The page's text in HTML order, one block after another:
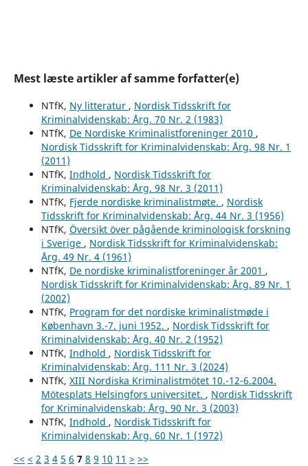
Mest læste artikler af samme forfatter(e)
NTfK, Ny litteratur , Nordisk Tidsskrift for
Kriminalvidenskab: Årg. 70 Nr. 2 (1983)
NTfK, De Nordiske Kriminalistforeninger 2010 ,
Nordisk Tidsskrift for Kriminalvidenskab: Årg. 98 Nr. 1
(2011)
NTfK, Indhold , Nordisk Tidsskrift for
Kriminalvidenskab: Årg. 98 Nr. 3 (2011)
NTfK, Fjerde nordiske kriminalistmøte. , Nordisk
Tidsskrift for Kriminalvidenskab: Årg. 44 Nr. 3 (1956)
NTfK, Översikt över pågående kriminologisk forskning
i Sverige , Nordisk Tidsskrift for Kriminalvidenskab:
Årg. 49 Nr. 4 (1961)
NTfK, De nordiske kriminalistforeninger år 2001 ,
Nordisk Tidsskrift for Kriminalvidenskab: Årg. 89 Nr. 1
(2002)
NTfK, Program for det nordiske kriminalistmøde i
København 3.-7. juni 1952. , Nordisk Tidsskrift for
Kriminalvidenskab: Årg. 40 Nr. 2 (1952)
NTfK, Indhold , Nordisk Tidsskrift for
Kriminalvidenskab: Årg. 111 Nr. 3 (2024)
NTfK, XIII Nordiska Kriminalistmötet 10.-12-6.2004.
Mötesplats Helsingfors universitet. , Nordisk Tidsskrift
for Kriminalvidenskab: Årg. 90 Nr. 3 (2003)
NTfK, Indhold , Nordisk Tidsskrift for
Kriminalvidenskab: Årg. 60 Nr. 1 (1972)
<< < 2 3 4 5 6 7 8 9 10 11 > >>